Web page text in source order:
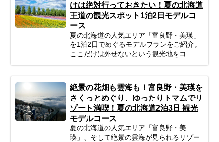
けは絶対行っておきたい！夏の北海道
王道の観光スポット1泊2日モデルコ
ース
夏の北海道の人気エリア「富良野・美瑛」
を1泊2日でめぐるモデルプランをご紹介。
ここだけは外せないという観光地をコ...
絶景の花畑も雲海も！富良野・美瑛を
さくっとめぐり、ゆったりトマムでリ
ゾート満喫！夏の北海道2泊3日 観光
モデルコース
夏の北海道の人気エリア「富良野・美
瑛」、そして絶景の雲海が見られるリゾー